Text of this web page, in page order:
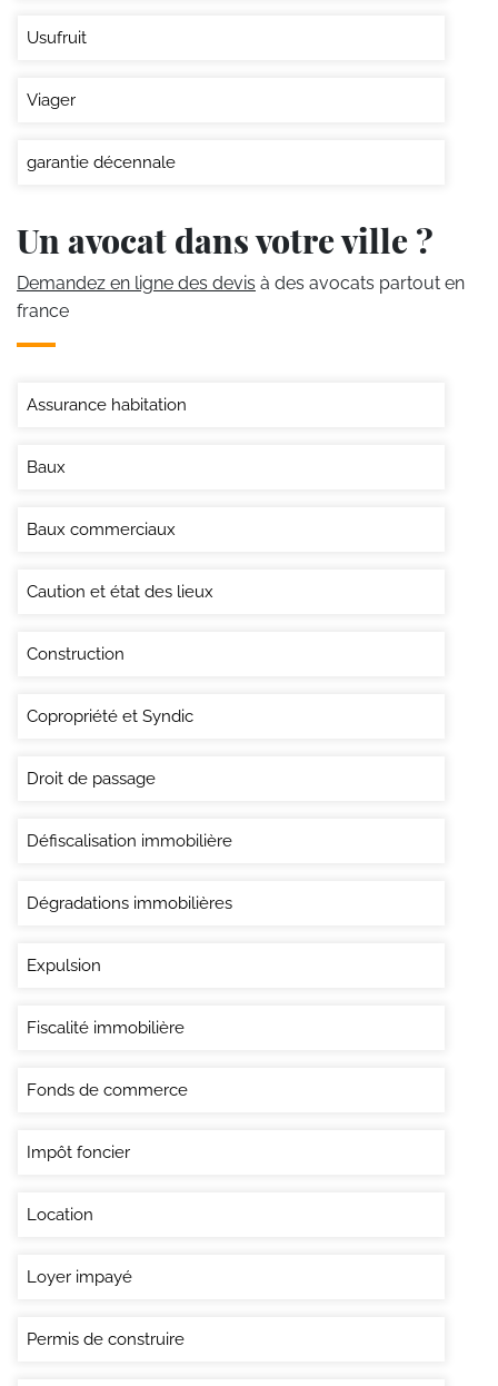
Usufruit
Viager
garantie décennale
Un avocat dans votre ville ?
Demandez en ligne des devis à des avocats partout en
france
Assurance habitation
Baux
Baux commerciaux
Caution et état des lieux
Construction
Copropriété et Syndic
Droit de passage
Défiscalisation immobilière
Dégradations immobilières
Expulsion
Fiscalité immobilière
Fonds de commerce
Impôt foncier
Location
Loyer impayé
Permis de construire